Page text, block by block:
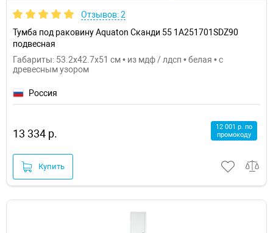
Отзывов: 2
Тумба под раковину Aquaton Сканди 55 1A251701SDZ90
подвесная
Габариты: 53.2x42.7x51 см • из мдф / лдсп • белая • с
древесным узором
Россия
13 334 р.
12 001 р. по
промокоду
Купить